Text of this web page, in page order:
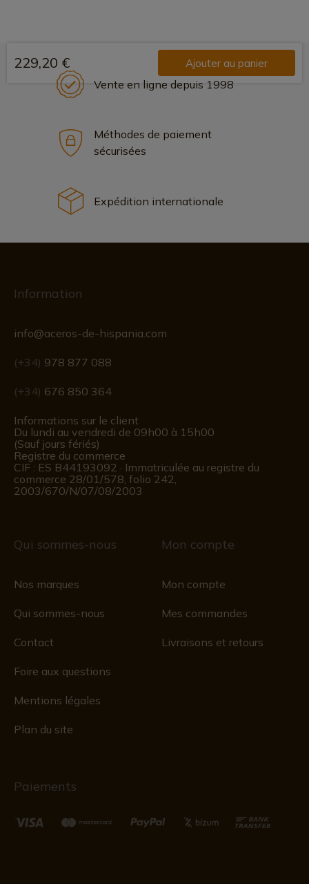
229,20 € Ajouter au panier
Vente en ligne depuis 1998
Méthodes de paiement
sécurisées
Expédition internationale
Information
info@aceros-de-hispania.com
(+34) 978 877 088
(+34) 676 850 364
Informations sur le client
Du lundi au vendredi de 09h00 à 15h00
(Sauf jours fériés)
Registre du commerce
CIF : ES B44193092 · Immatriculée au registre du
commerce 28/01/578, folio 242,
2003/670/N/07/08/2003
Qui sommes-nous
Nos marques
Qui sommes-nous
Contact
Foire aux questions
Mentions légales
Plan du site
Mon compte
Mon compte
Mes commandes
Livraisons et retours
Paiements